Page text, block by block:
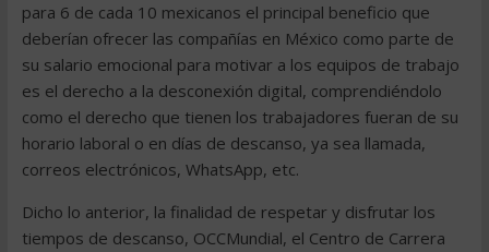
para 6 de cada 10 mexicanos el principal beneficio que
deberían ofrecer las compañías en México como parte de
su salario emocional para motivar a los equipos de trabajo
es el derecho a la desconexión digital, comprendiéndolo
como el derecho que tienen los trabajadores fueran de su
horario laboral o en días de descanso, ya sea llamada,
correos electrónicos, WhatsApp, etc.
Dicho lo anterior, la finalidad de respetar y disfrutar los
tiempos de descanso, OCCMundial, el Centro de Carrera